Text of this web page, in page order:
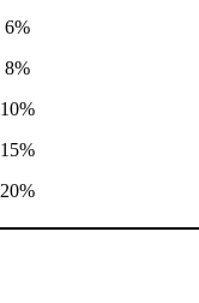
6%
8%
10%
15%
20%